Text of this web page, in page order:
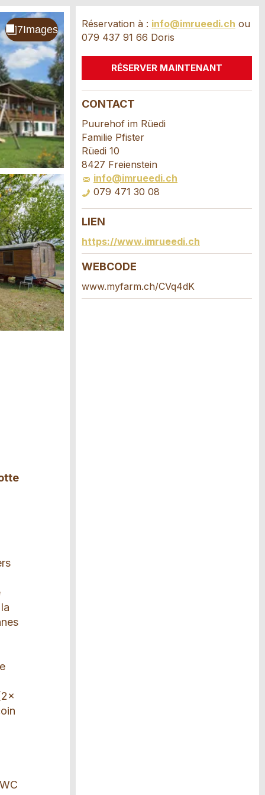
Réservation à : info@imrueedi.ch ou
079 437 91 66 Doris
RÉSERVER MAINTENANT
CONTACT
Puurehof im Rüedi
Familie Pfister
Rüedi 10
8427 Freienstein
info@imrueedi.ch
079 471 30 08
LIEN
https://www.imrueedi.ch
WEBCODE
www.myfarm.ch/CVq4dK